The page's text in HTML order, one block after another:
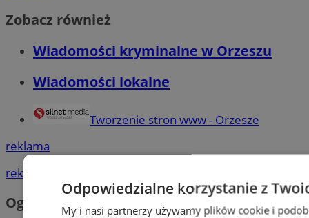
Zobacz również
Wiadomości kryminalne w Orzeszu
Wiadomości lokalne
Tworzenie stron www - Orzesze
reklama
reklama
Ogłoszenia
Odpowiedzialne korzystanie z
My i nasi partnerzy używamy plików cookie i